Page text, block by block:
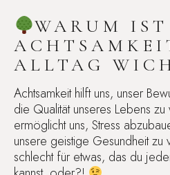
WARUM IST
ALLTAG
Achtsamkeit hilft uns, unser
die Qualität unseres Lebens
ermöglicht uns, Stress
unsere geistige Gesundheit zu
schlecht für etwas, das du